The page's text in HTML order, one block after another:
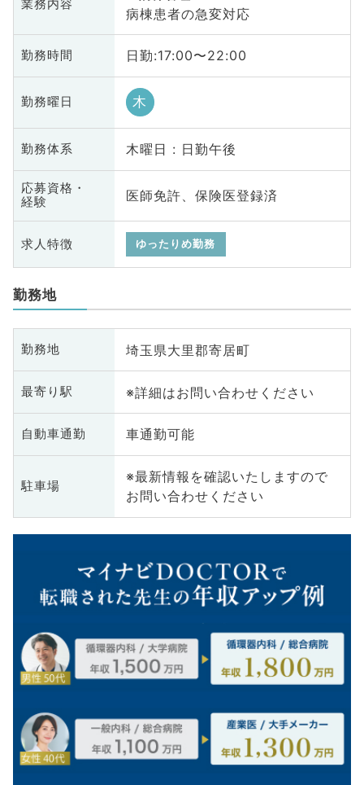
業務内容
病棟患者の急変対応
勤務時間 日勤:17:00〜22:00
勤務曜日 木
勤務体系 木曜日 : 日勤午後
応募資格・
経験
医師免許、保険医登録済
求人特徴 ゆったりめ勤務
勤務地
勤務地 埼玉県大里郡寄居町
最寄り駅 ※詳細はお問い合わせください
自動車通勤 車通勤可能
駐車場
※最新情報を確認いたしますので
お問い合わせください